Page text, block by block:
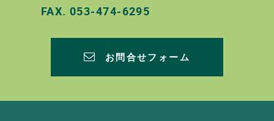
FAX. 053-474-6295
お問合せフォーム